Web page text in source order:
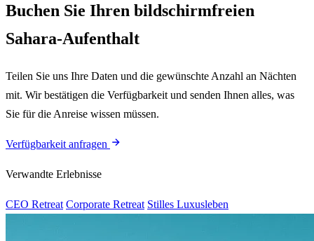
Buchen Sie Ihren bildschirmfreien
Sahara-Aufenthalt
Teilen Sie uns Ihre Daten und die gewünschte Anzahl an Nächten
mit. Wir bestätigen die Verfügbarkeit und senden Ihnen alles, was
Sie für die Anreise wissen müssen.
Verfügbarkeit anfragen
Verwandte Erlebnisse
CEO Retreat Corporate Retreat Stilles Luxusleben